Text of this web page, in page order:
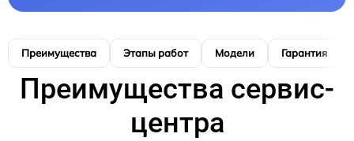
Преимущества Этапы работ Модели Гарантия
Преимущества сервис-
центра